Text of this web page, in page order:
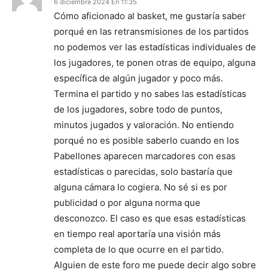
6 diciembre 2024 En 11:35
Cómo aficionado al basket, me gustaría saber
porqué en las retransmisiones de los partidos
no podemos ver las estadísticas individuales de
los jugadores, te ponen otras de equipo, alguna
específica de algún jugador y poco más.
Termina el partido y no sabes las estadísticas
de los jugadores, sobre todo de puntos,
minutos jugados y valoración. No entiendo
porqué no es posible saberlo cuando en los
Pabellones aparecen marcadores con esas
estadísticas o parecidas, solo bastaría que
alguna cámara lo cogiera. No sé si es por
publicidad o por alguna norma que
desconozco. El caso es que esas estadísticas
en tiempo real aportaría una visión más
completa de lo que ocurre en el partido.
Alguien de este foro me puede decir algo sobre